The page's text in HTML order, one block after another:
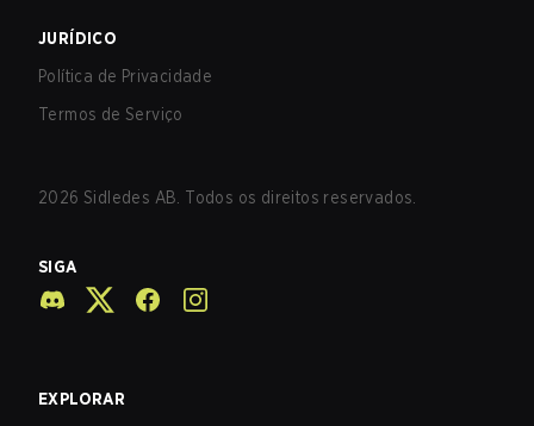
JURÍDICO
Política de Privacidade
Termos de Serviço
2026 Sidledes AB. Todos os direitos reservados.
SIGA
EXPLORAR